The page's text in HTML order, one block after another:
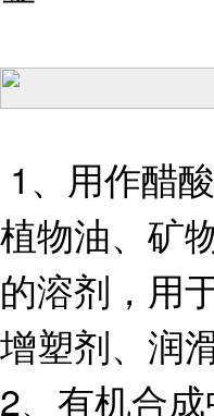
1、用作醋
植物油、矿
的溶剂，用
增塑剂、润
2、有机合